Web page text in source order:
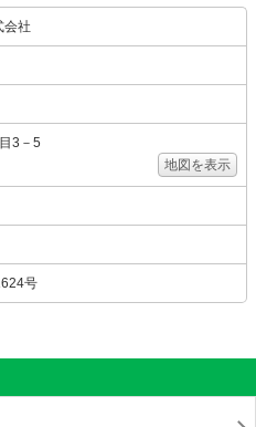
会社
3－5
地図を表示
号